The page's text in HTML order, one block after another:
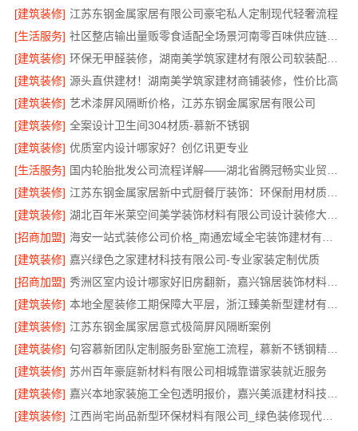
[建筑装修] 江苏东钢金属家居有限公司豪宅私人定制现代轻奢流程
[生活服务]
社区整店输出量贩零食适配全场景河南零百味供应链有限公司
[建筑装修]
[建筑装修] 源头直供建材！湖南美学筑家建材商铺装修，性价比高
[建筑装修] 艺术漆屏风隔断价格，江苏东钢金属家居有限公司
[建筑装修] 全案设计卫生间304材质-慕新不锈钢
[建筑装修] 优质室内设计哪家好？创亿讯更专业
[生活服务]
[建筑装修]
江苏东钢金属家居新中式厨餐厅装饰：环保耐用材质首选
[建筑装修]
湖北百年米莱空间美学装饰材料有限公司设计装修大平层实景案例
[招商加盟]
[建筑装修] 嘉兴绿色之家建材科技有限公司-专业家装定制优质
[招商加盟]
秀洲区室内设计哪家好旧房翻新，嘉兴锦居装饰材料有限公司靠谱
[建筑装修]
[建筑装修] 江苏东钢金属家居意式极简屏风隔断案例
[建筑装修]
句容慕新团队定制服务卧室施工流程，慕新不锈钢精准落地
[建筑装修] 苏州百年豪庭新材料有限公司相城靠谱家装就近服务
[建筑装修]
[建筑装修]
江西尚宅尚品新型环保材料有限公司_绿色装修现代风格靠谱吗